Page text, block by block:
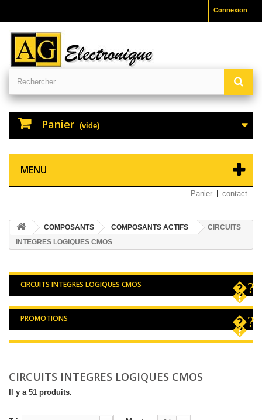
Connexion
Panier (vide)
MENU
Panier contact
COMPOSANTS COMPOSANTS ACTIFS
CIRCUITS
INTEGRES LOGIQUES CMOS
CIRCUITS INTEGRES LOGIQUES CMOS
PROMOTIONS
CIRCUITS INTEGRES LOGIQUES CMOS
Il y a 51 produits.